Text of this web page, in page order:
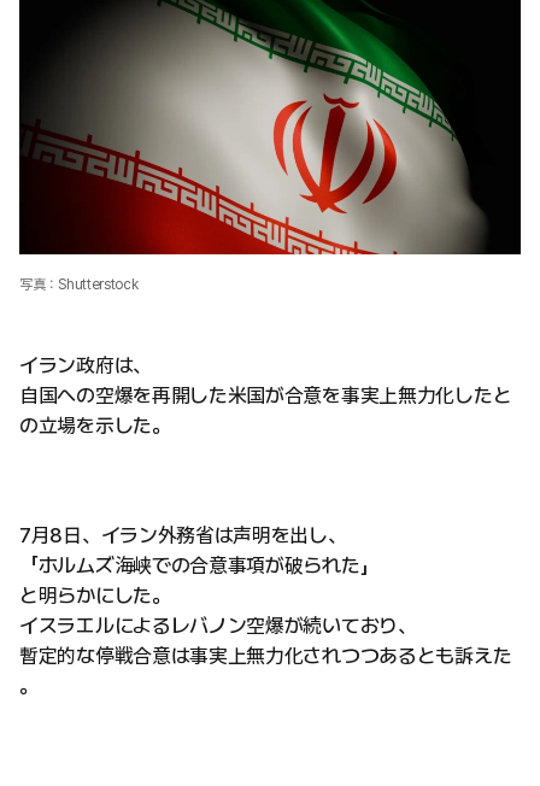
写真：Shutterstock
イラン政府は、
自国への空爆を再開した米国が合意を事実上無力化したと
の立場を示した。
7月8日、イラン外務省は声明を出し、
「ホルムズ海峡での合意事項が破られた」
と明らかにした。
イスラエルによるレバノン空爆が続いており、
暫定的な停戦合意は事実上無力化されつつあるとも訴えた
。